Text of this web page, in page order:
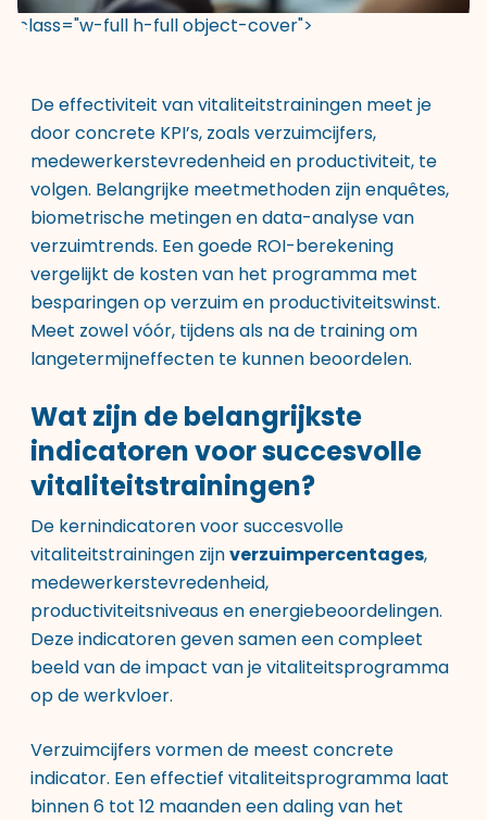
class="w-full h-full object-cover">
De effectiviteit van vitaliteitstrainingen meet je
door concrete KPI’s, zoals verzuimcijfers,
medewerkerstevredenheid en productiviteit, te
volgen. Belangrijke meetmethoden zijn enquêtes,
biometrische metingen en data-analyse van
verzuimtrends. Een goede ROI-berekening
vergelijkt de kosten van het programma met
besparingen op verzuim en productiviteitswinst.
Meet zowel vóór, tijdens als na de training om
langetermijneffecten te kunnen beoordelen.
Wat zijn de belangrijkste
indicatoren voor succesvolle
vitaliteitstrainingen?
De kernindicatoren voor succesvolle
vitaliteitstrainingen zijnverzuimpercentages,
medewerkerstevredenheid,
productiviteitsniveaus en energiebeoordelingen.
Deze indicatoren geven samen een compleet
beeld van de impact van je vitaliteitsprogramma
op de werkvloer.
Verzuimcijfers vormen de meest concrete
indicator. Een effectief vitaliteitsprogramma laat
binnen 6 tot 12 maanden een daling van het